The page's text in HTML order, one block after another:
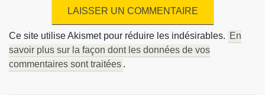
Ce site utilise Akismet pour réduire les indésirables. En
savoir plus sur la façon dont les données de vos
commentaires sont traitées .